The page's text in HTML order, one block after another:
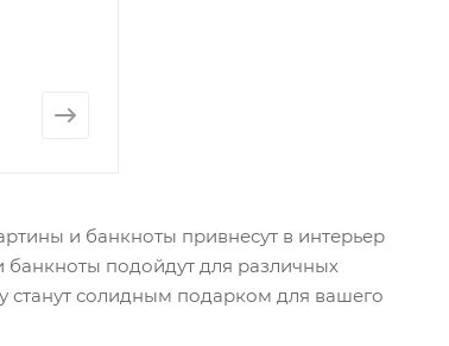
и банкноты привнесут в интерьер
банкноты подойдут для различных
станут солидным подарком для вашего